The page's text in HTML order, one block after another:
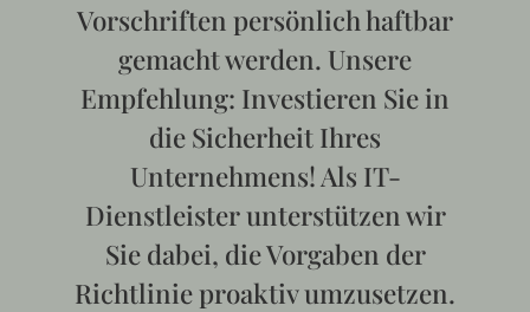
Vorschriften persönlich haftbar
gemacht werden. Unsere
Empfehlung: Investieren Sie in
die Sicherheit Ihres
Unternehmens! Als IT-
Dienstleister unterstützen wir
Sie dabei, die Vorgaben der
Richtlinie proaktiv umzusetzen.